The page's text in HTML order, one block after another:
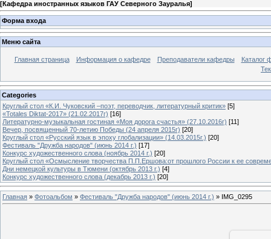
[Кафедра иностранных языков ГАУ Северного Зауралья]
Форма входа
Меню сайта
Главная страница Информация о кафедре Преподаватели кафедры
Каталог
Categories
Круглый стол «К.И. Чуковский –поэт, переводчик, литературный критик» [5]
«Totales Diktat-2017» (21.02.2017г) [16]
Литературно-музыкальная гостиная «Моя дорога счастья» (27.10.2016г) [11]
Вечер, посвященный 70-летию Победы (24 апреля 2015г) [20]
Круглый стол «Русский язык в эпоху глобализации» (14.03.2015г.) [20]
Фестиваль "Дружба народов" (июнь 2014 г.) [17]
Конкурс художественного слова (ноябрь 2014 г.) [20]
Круглый стол «Осмысление творчества П.П.Ершова:от прошлого России к ее
Дни немецкой культуры в Тюмени (октябрь 2013 г.) [4]
Конкурс художественного слова (декабрь 2013 г.) [20]
Главная » Фотоальбом » Фестиваль "Дружба народов" (июнь 2014 г.) » IMG_0295